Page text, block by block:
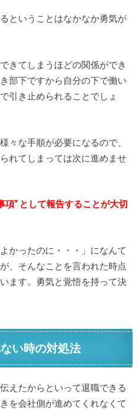
ということはなかなか勇気が
きてしまうほどの関係ができ
部下ですから自分の下で働い
引き止められることでしょ
々な手順が必要になるので、
れてしまっては次に進めませ
項” として報告することが大切
かったのに・・・」になんて
、そんなことを言われた時点
ます。勇気と覚悟を持って決
い時の対処法
えたからといって退職できる
を会社側が進めてくれなくて